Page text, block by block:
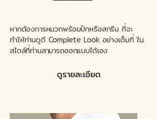
หากต้องการหมวกพร้อมปักหรือสกรีน ที่จะ
ทำให้ท่านดูดี Complete Look อย่างเต็มที่ ใน
สไตล์ที่ท่านสามารถออกแบบได้เอง
ดูรายละเอียด